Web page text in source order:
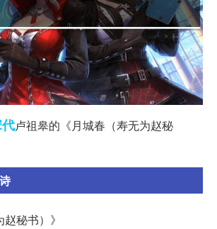
卢祖皋的《月城春（寿无为赵秘
秘书）》